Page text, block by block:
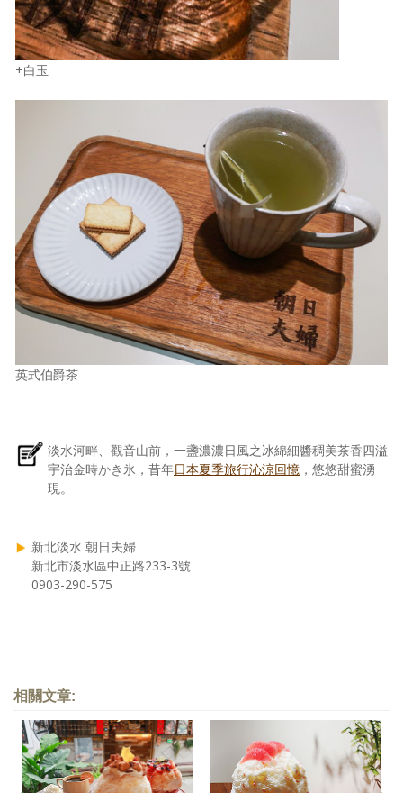
+白玉
英式伯爵茶
淡水河畔、觀音山前，一盞濃濃日風之冰綿細醬稠美茶香四溢
宇治金時かき氷，昔年日本夏季旅行沁涼回憶 ，悠悠甜蜜湧
現。
新北淡水 朝日夫婦
新北市淡水區中正路233-3號
0903-290-575
相關文章: